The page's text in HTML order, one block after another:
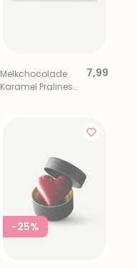
Melkchocolade
Karamel Pralines
7,99
-25%